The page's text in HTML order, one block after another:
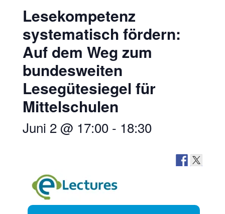
​​Lesekompetenz
systematisch fördern:
Auf dem Weg zum
bundesweiten
Lesegütesiegel für
Mittelschulen​
Juni 2 @ 17:00- 18:30